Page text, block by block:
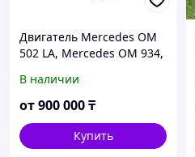
Двигатель Mercedes OM
502 LA, Mercedes OM 934,
Mercedes M 936 G,
Mercedes OM 470
В наличии
от900 000₸
Купить